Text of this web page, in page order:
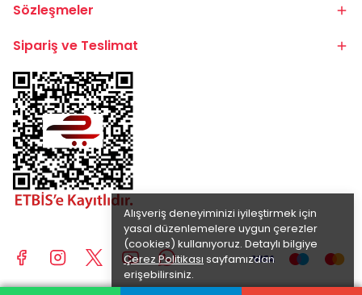
Alışveriş deneyiminizi iyileştirmek için
yasal düzenlemelere uygun çerezler
(cookies) kullanıyoruz. Detaylı bilgiye
Çerez Politikası sayfamızdan
erişebilirsiniz.
Sözleşmeler
Sipariş ve Teslimat